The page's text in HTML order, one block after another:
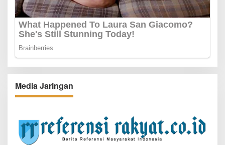
Media Jaringan